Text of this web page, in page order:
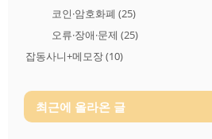
코인·암호화폐 (25)
오류·장애·문제 (25)
잡동사니+메모장(10)
최근에 올라온 글